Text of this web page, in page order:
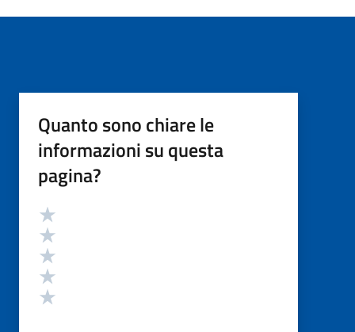
Quanto sono chiare le
informazioni su questa
pagina?
Valutazione